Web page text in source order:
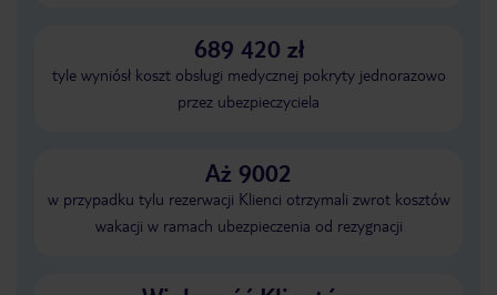
689 420 zł
tyle wyniósł koszt obsługi medycznej pokryty jednorazowo
przez ubezpieczyciela
Aż 9002
w przypadku tylu rezerwacji Klienci otrzymali zwrot kosztów
wakacji w ramach ubezpieczenia od rezygnacji